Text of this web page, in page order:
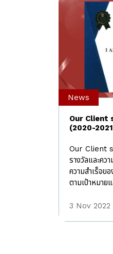
Our Client
(2020-
Our Client
รางวัลและคว
ความสำเร็จข
ตามเป้าหมาย
ตนเองให้ดียิ่ง
News
3 Nov 2022